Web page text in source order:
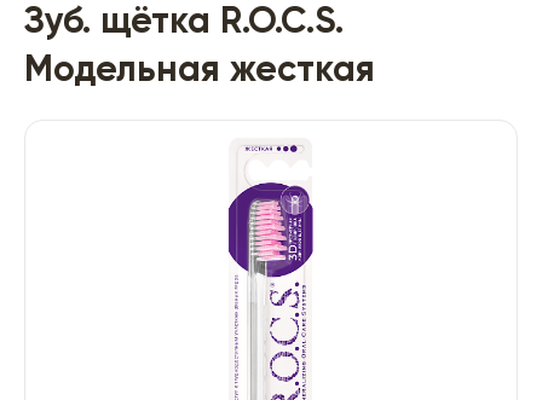
Зуб. щётка R.O.C.S.
Модельная жесткая